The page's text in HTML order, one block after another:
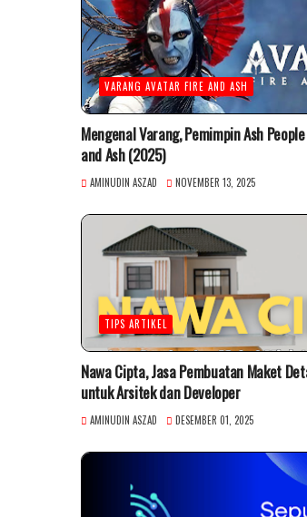
VARANG AVATAR FIRE AND ASH
Mengenal Varang, Pemimpin Ash
and Ash (2025)
AMINUDIN ASZAD NOVEMBER 13, 2025
TIPS ARTIKEL
Nawa Cipta, Jasa Pembuatan Maket
untuk Arsitek dan Developer
AMINUDIN ASZAD DESEMBER 01, 2025